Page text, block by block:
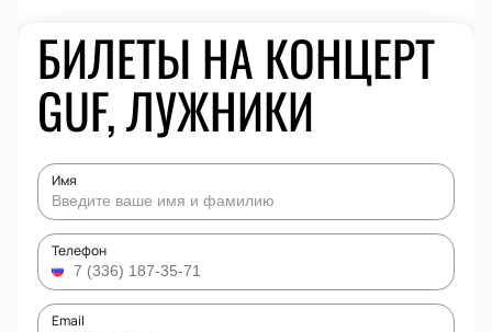
БИЛЕТЫ НА КОНЦЕРТ
GUF, ЛУЖНИКИ
Имя
Телефон
Email